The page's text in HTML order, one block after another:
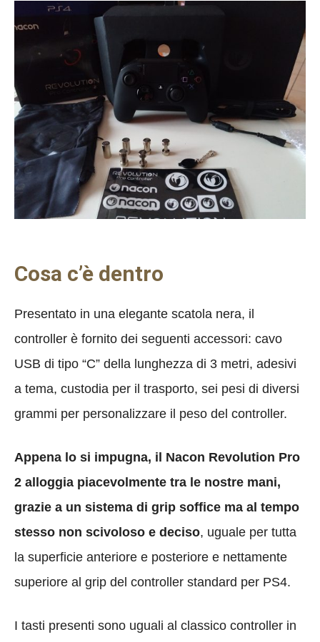
Cosa c’è dentro
Presentato in una elegante scatola nera, il
controller è fornito dei seguenti accessori: cavo
USB di tipo “C” della lunghezza di 3 metri, adesivi
a tema, custodia per il trasporto, sei pesi di diversi
grammi per personalizzare il peso del controller.
Appena lo si impugna, il Nacon Revolution Pro
2 alloggia piacevolmente tra le nostre mani,
grazie a un sistema di grip soffice ma al tempo
stesso non scivoloso e deciso, uguale per tutta
la superficie anteriore e posteriore e nettamente
superiore al grip del controller standard per PS4.
I tasti presenti sono uguali al classico controller in